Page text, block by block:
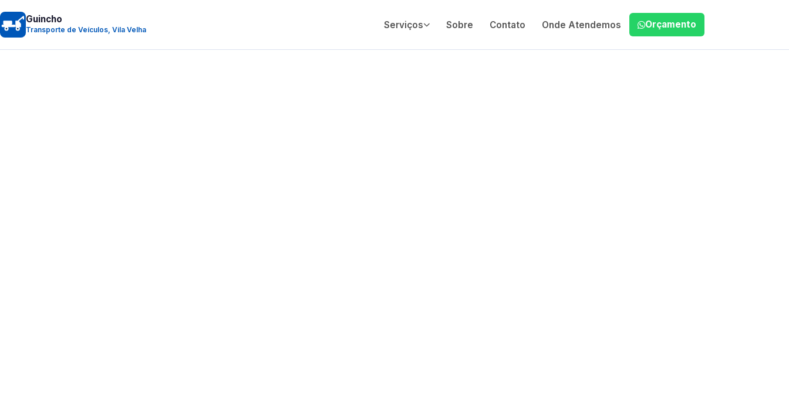
Guincho
Transporte de Veículos, Vila Velha Serviços Sobre Contato Onde Atendemos Orçamento